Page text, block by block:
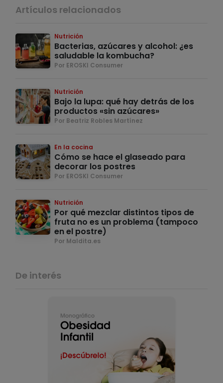
Artículos relacionados
Nutrición
Bacterias, azúcares y alcohol: ¿es
saludable la kombucha?
Por EROSKI Consumer
Nutrición
Bajo la lupa: qué hay detrás de los
productos «sin azúcares»
Por Beatriz Robles Martínez
En la cocina
Cómo se hace el glaseado para
decorar los postres
Por EROSKI Consumer
Nutrición
Por qué mezclar distintos tipos de
fruta no es un problema (tampoco
en el postre)
Por Maldita.es
De interés